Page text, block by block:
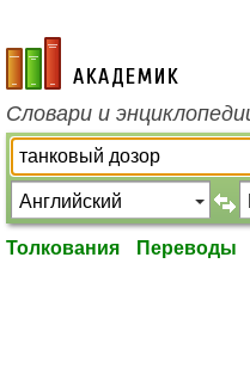
academic.ru
Словари и
Толкования Переводы